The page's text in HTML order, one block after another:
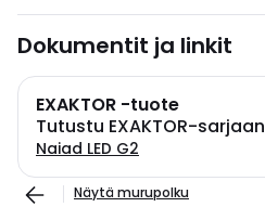
Dokumentit ja linkit
EXAKTOR -tuote
Tutustu EXAKTOR-sarjaan
Naiad LED G2
Näytä murupolku